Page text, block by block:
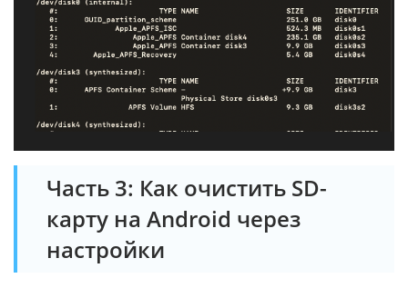
Часть 3: Как очистить SD-
карту на Android через
настройки